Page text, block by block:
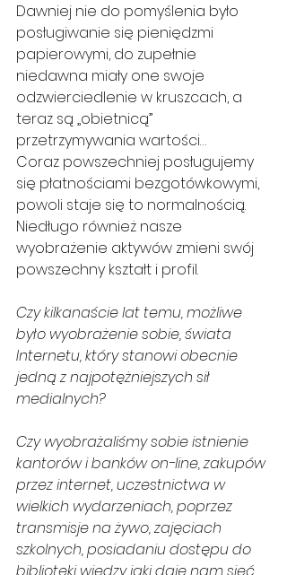
Dawniej nie do pomyślenia było
posługiwanie się pieniędzmi
papierowymi, do zupełnie
niedawna miały one swoje
odzwierciedlenie w kruszcach, a
teraz są „obietnicą”
przetrzymywania wartości…
Coraz powszechniej posługujemy
się płatnościami bezgotówkowymi,
powoli staje się to normalnością.
Niedługo również nasze
wyobrażenie aktywów zmieni swój
powszechny kształt i profil.
Czy kilkanaście lat temu, możliwe
było wyobrażenie sobie, świata
Internetu, który stanowi obecnie
jedną z najpotężniejszych sił
medialnych?
Czy wyobrażaliśmy sobie istnienie
kantorów i banków on-line, zakupów
przez internet, uczestnictwa w
wielkich wydarzeniach, poprzez
transmisje na żywo, zajęciach
szkolnych, posiadaniu dostępu do